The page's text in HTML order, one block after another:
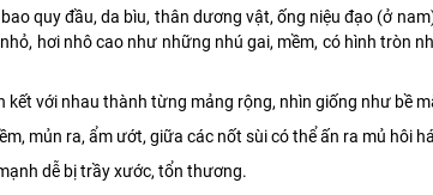
quy đầu, da bìu, thân dương vật, ống niệu đạo (ở
hơi nhô cao như những nhú gai, mềm, có hình tròn
kết với nhau thành từng mảng rộng, nhìn giống như bề
mủn ra, ẩm ướt, giữa các nốt sùi có thể ấn ra mủ hôi
dễ bị trầy xước, tổn thương.